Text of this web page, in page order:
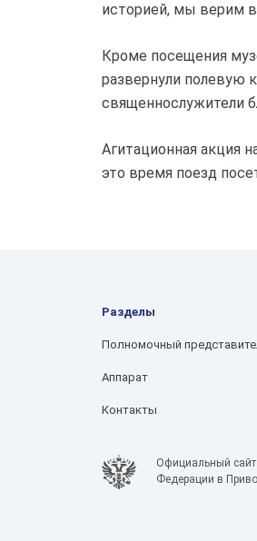
историей, мы верим
Кроме посещения
развернули полевую
священнослужители
Агитационная акция
это время поезд
Разделы
Полномочный
Аппарат
Контакты
Официальный сайт
Федерации в